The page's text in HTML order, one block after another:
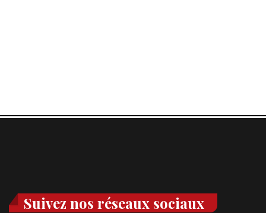
Suivez nos réseaux sociaux